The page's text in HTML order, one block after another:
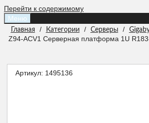
Перейти к содержимому
Меню
Главная / Категории / Серверы /
Z94-ACV1 Серверная платформа 1U
Артикул: 1495136